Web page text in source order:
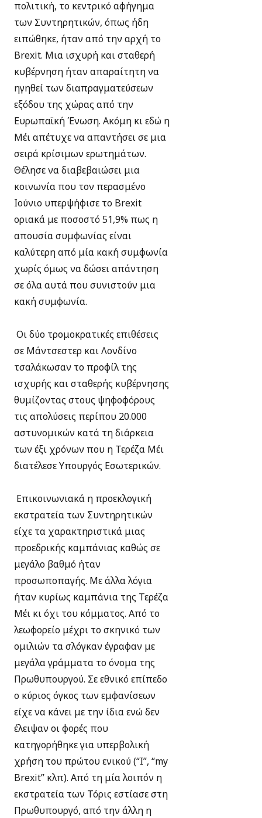
πολιτική, το κεντρικό αφήγημα
των Συντηρητικών, όπως ήδη
ειπώθηκε, ήταν από την αρχή το
Brexit. Μια ισχυρή και σταθερή
κυβέρνηση ήταν απαραίτητη να
ηγηθεί των διαπραγματεύσεων
εξόδου της χώρας από την
Ευρωπαϊκή Ένωση. Ακόμη κι εδώ η
Μέι απέτυχε να απαντήσει σε μια
σειρά κρίσιμων ερωτημάτων.
Θέλησε να διαβεβαιώσει μια
κοινωνία που τον περασμένο
Ιούνιο υπερψήφισε το Brexit
οριακά με ποσοστό 51,9% πως η
απουσία συμφωνίας είναι
καλύτερη από μία κακή συμφωνία
χωρίς όμως να δώσει απάντηση
σε όλα αυτά που συνιστούν μια
κακή συμφωνία.
Οι δύο τρομοκρατικές επιθέσεις
σε Μάντσεστερ και Λονδίνο
τσαλάκωσαν το προφίλ της
ισχυρής και σταθερής κυβέρνησης
θυμίζοντας στους ψηφοφόρους
τις απολύσεις περίπου 20.000
αστυνομικών κατά τη διάρκεια
των έξι χρόνων που η Τερέζα Μέι
διατέλεσε Υπουργός Εσωτερικών.
Επικοινωνιακά η προεκλογική
εκστρατεία των Συντηρητικών
είχε τα χαρακτηριστικά μιας
προεδρικής καμπάνιας καθώς σε
μεγάλο βαθμό ήταν
προσωποπαγής. Με άλλα λόγια
ήταν κυρίως καμπάνια της Τερέζα
Μέι κι όχι του κόμματος. Από το
λεωφορείο μέχρι το σκηνικό των
ομιλιών τα σλόγκαν έγραφαν με
μεγάλα γράμματα το όνομα της
Πρωθυπουργού. Σε εθνικό επίπεδο
ο κύριος όγκος των εμφανίσεων
είχε να κάνει με την ίδια ενώ δεν
έλειψαν οι φορές που
κατηγορήθηκε για υπερβολική
χρήση του πρώτου ενικού (“I”, “my
Brexit” κλπ). Από τη μία λοιπόν η
εκστρατεία των Τόρις εστίασε στη
Πρωθυπουργό, από την άλλη η